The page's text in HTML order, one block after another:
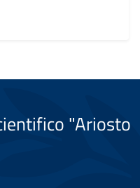
"Ariosto